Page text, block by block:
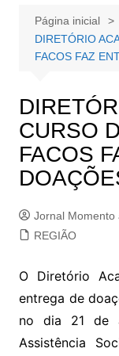
Página inicial
DIRETÓRIO
FACOS FAZ
CURSO
FACOS
Jornal Momento
REGIÃO
O Diretório
entrega de
no dia 21 de
Assistência